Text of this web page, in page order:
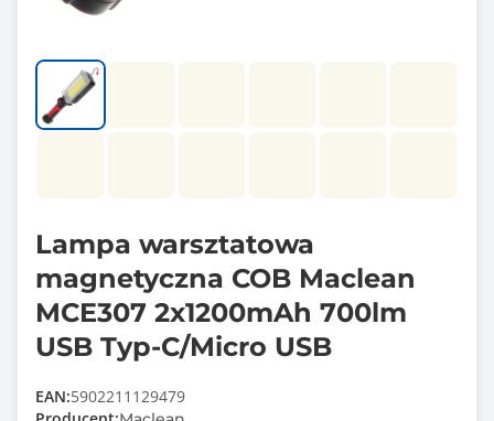
Lampa warsztatowa
magnetyczna COB Maclean
MCE307 2x1200mAh 700lm
USB Typ-C/Micro USB
EAN:5902211129479